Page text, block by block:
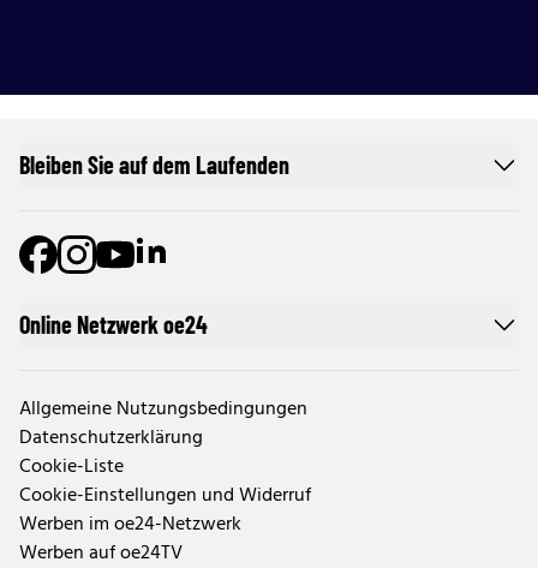
Online Netzwerk oe24
Allgemeine Nutzungsbedingungen
Datenschutzerklärung
Cookie-Liste
Cookie-Einstellungen und Widerruf
Werben im oe24-Netzwerk
Werben auf oe24TV
Bleiben Sie auf dem Laufenden